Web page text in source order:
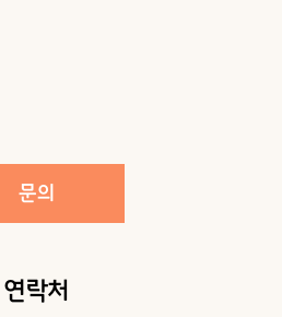
문의
연락처